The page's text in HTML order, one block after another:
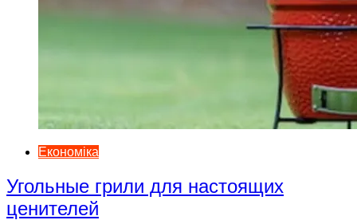
Економіка
Угольные грили для настоящих
ценителей